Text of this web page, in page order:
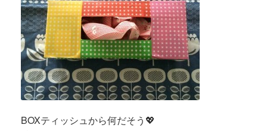
BOXティッシュから何だそう💖